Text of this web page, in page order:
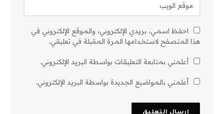
احفظ اسمي، بريدي الإلكتروني، والموقع الإلكتروني في
هذا المتصفح لاستخدامها المرة المقبلة في تعليقي.
أعلمني بمتابعة التعليقات بواسطة البريد الإلكتروني.
أعلمني بالمواضيع الجديدة بواسطة البريد الإلكتروني.